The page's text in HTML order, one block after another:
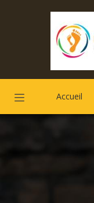
Accueil